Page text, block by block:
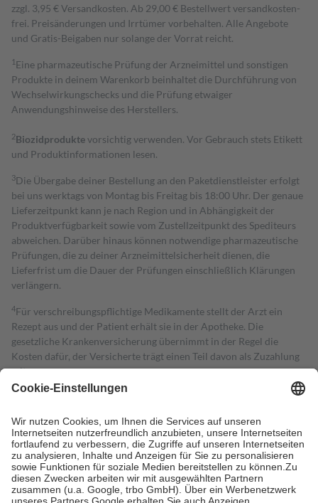
zzgl. 3,95 € Versandkosten. Ab 29,00 € Bestell­wert versand­kosten­
frei. Preisänderungen und Irrtümer vorbehalten. Alle Angebote
und Gratis-Beigaben nur solange der Vorrat reicht.
1 Eine pharmazeutische Prüfung der Arzneimittel und sonstigen
Produkte in deinem Warenkorb beinhaltet die Durchführung von
Wechselwirkungschecks und die Prüfung etwaiger
Anwendungshinweise des Herstellers.
2Biozidproduktevorsichtig verwenden. Vor Gebrauch stets Etikett
und Produktinformationen lesen.
3Die Übergabe deiner Bestellung an den Paketdienstleister erfolgt
bei uns werktags von Montag bis Freitag bis 18:00 Uhr. Der genaue
Lieferzeitpunkt kann je nach Region und in Abhängigkeit der
Produktverfügbarkeit sowie vom Zustellzeitpunkt des Spediteurs
abweichen. Darüber hinaus können notwendige pharmazeutische
Prüfungen, die zu deiner Arzneimittelsicherheit dienen, die
Lieferfrist um die Dauer der Prüfungen einschließlich Klärungen
verlängern.
4Für verschreibungspflichtige Medikamente stellt der Arzt ein
Rezept aus und der Patient erhält sie in der Apotheke. Die
gesetzliche Krankenversicherung übernimmt in der Regel die
Kosten dafür, der Versicherte trägt einen Teil davon als Zuzahlung
mit.
Grundsätzlich leisten Mitglieder Zuzahlungen in Höhe von zehn
höchstens zehn Euro.
Es sind jedoch nie mehr als die tatsächlichen
Kosten der Leistung zu entrichten.
Diese Regeln gelten grundsätzlich auch für Online-Apotheken.
Bei Heilmitteln und häuslicher Krankenpflege beträgt die
Zuzahlung zehn Prozent der Kosten sowie zehn Euro je
Verordnung.